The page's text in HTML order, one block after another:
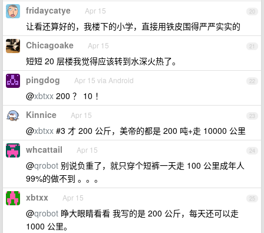
20
fridaycatye Apr 15
让看还算好的，我楼下的小学，直接用铁皮围得严严实实的
21
Chicagoake Apr 15
短短 20 层楼我觉得应该转到水深火热了。
22
pingdog Apr 15 via Android
@xbtxx 200 ？ 10 ！
23
Kinnice Apr 15
@xbtxx #3 才 200 公斤，美帝的都是 200 吨+走 10000 公里
24
whcattail Apr 15
@qrobot 别说负重了，就只穿个短裤一天走 100 公里成年人
99%的做不到 。。。
25
xbtxx Apr 15
@qrobot 睁大眼睛看看 我写的是 200 公斤，每天还可以走
1000 公里。